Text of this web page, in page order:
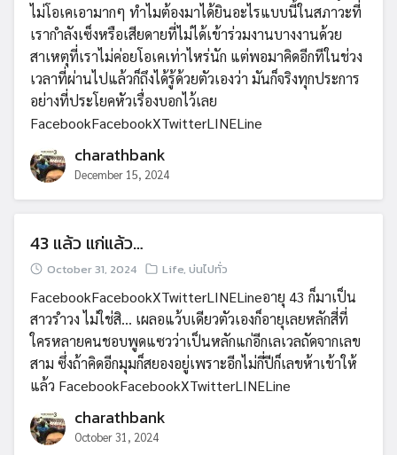
ไม่โอเคเอามากๆ ทำไมต้องมาได้ยินอะไรแบบนี้ในสภาวะที่
เรากำลังเซ็งหรือเสียดายที่ไม่ได้เข้าร่วมงานบางงานด้วย
สาเหตุที่เราไม่ค่อยโอเคเท่าไหร่นัก แต่พอมาคิดอีกทีในช่วง
เวลาที่ผ่านไปแล้วก็ถึงได้รู้ด้วยตัวเองว่า มันก็จริงทุกประการ
อย่างที่ประโยคหัวเรื่องบอกไว้เลย
FacebookFacebookXTwitterLINELine
charathbank
December 15, 2024
43 แล้ว แก่แล้ว…
October 31, 2024 Life, บ่นไปทั่ว
FacebookFacebookXTwitterLINELineอายุ 43 ก็มาเป็น
สาวรำวง ไม่ใช่สิ… เผลอแว้บเดียวตัวเองก็อายุเลยหลักสี่ที่
ใครหลายคนชอบพูดแซวว่าเป็นหลักแก่อีกเลเวลถัดจากเลข
สาม ซึ่งถ้าคิดอีกมุมก็สยองอยู่เพราะอีกไม่กี่ปีก็เลขห้าเข้าให้
แล้ว FacebookFacebookXTwitterLINELine
charathbank
October 31, 2024